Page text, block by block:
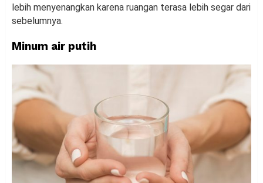
lebih menyenangkan karena ruangan terasa lebih segar dari
sebelumnya.
Minum air putih